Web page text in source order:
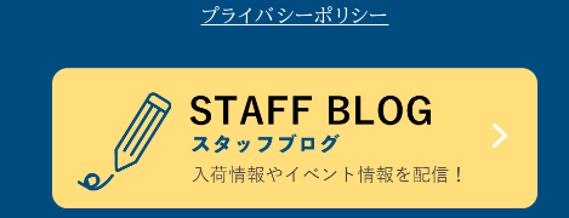
店舗の設計・改装から丼ぶり、食材まで何でもおまかせください
043-310-3388 / 千葉店
011-676-7030 / 札幌店
プライバシーポリシー